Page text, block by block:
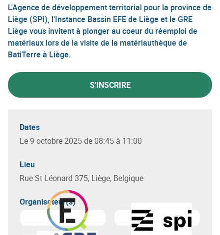
L'Agence de développement territorial pour la province de
Liège (SPI), l'Instance Bassin EFE de Liège et le GRE
Liège vous invitent à plonger au coeur du réemploi de
matériaux lors de la visite de la matériauthèque de
BatiTerre à Liège.
S'INSCRIRE
Dates
Le 9 octobre 2025 de 08:45 à 11:00
Lieu
Rue St Léonard 375, Liège, Belgique
Organisateur(s)
En savoir plus sur Spi